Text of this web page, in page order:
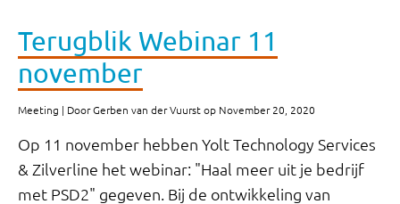
Terugblik Webinar 11
november
Meeting | Door Gerben van der Vuurst op November 20, 2020
Op 11 november hebben Yolt Technology Services
& Zilverline het webinar: "Haal meer uit je bedrijf
met PSD2" gegeven. Bij de ontwikkeling van